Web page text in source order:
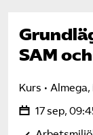
SAM
Kurs Almega,
17 sep,